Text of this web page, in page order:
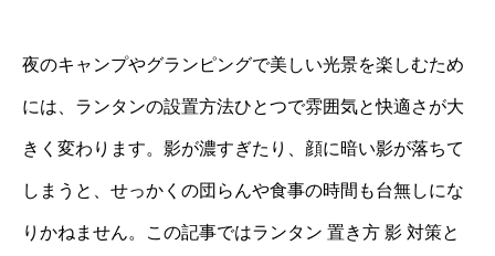
夜のキャンプやグランピングで美しい光景を楽しむため
には、ランタンの設置方法ひとつで雰囲気と快適さが大
きく変わります。影が濃すぎたり、顔に暗い影が落ちて
しまうと、せっかくの団らんや食事の時間も台無しにな
りかねません。この記事ではランタン 置き方 影 対策と